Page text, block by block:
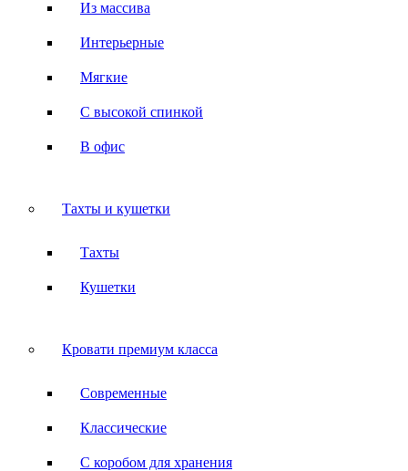
Из массива
Интерьерные
Мягкие
С высокой спинкой
В офис
Тахты и кушетки
Тахты
Кушетки
Кровати премиум класса
Современные
Классические
С коробом для хранения